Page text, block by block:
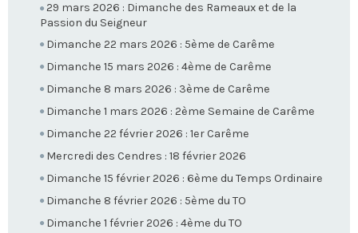
29 mars 2026 : Dimanche des Rameaux et de la
Passion du Seigneur
Dimanche 22 mars 2026 : 5ème de Carême
Dimanche 15 mars 2026 : 4ème de Carême
Dimanche 8 mars 2026 : 3ème de Carême
Dimanche 1 mars 2026 : 2ème Semaine de Carême
Dimanche 22 février 2026 : 1er Carême
Mercredi des Cendres : 18 février 2026
Dimanche 15 février 2026 : 6ème du Temps Ordinaire
Dimanche 8 février 2026 : 5ème du TO
Dimanche 1 février 2026 : 4ème du TO